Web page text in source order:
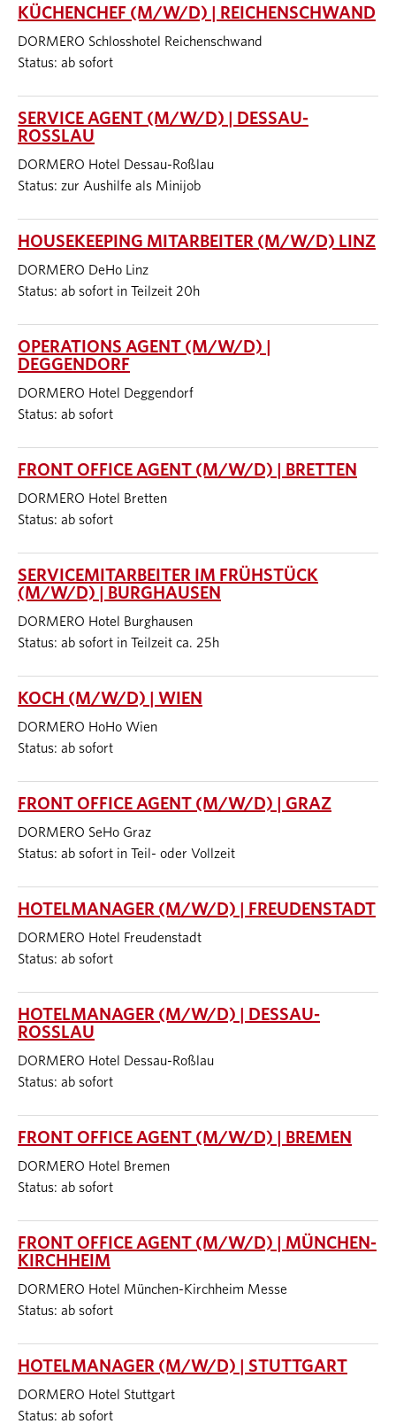
KÜCHENCHEF (M/W/D) | REICHENSCHWAND
DORMERO Schlosshotel Reichenschwand
Status: ab sofort
SERVICE AGENT (M/W/D) | DESSAU-
ROSSLAU
DORMERO Hotel Dessau-Roßlau
Status: zur Aushilfe als Minijob
HOUSEKEEPING MITARBEITER (M/W/D) LINZ
DORMERO DeHo Linz
Status: ab sofort in Teilzeit 20h
OPERATIONS AGENT (M/W/D) |
DEGGENDORF
DORMERO Hotel Deggendorf
Status: ab sofort
FRONT OFFICE AGENT (M/W/D) | BRETTEN
DORMERO Hotel Bretten
Status: ab sofort
SERVICEMITARBEITER IM FRÜHSTÜCK
(M/W/D) | BURGHAUSEN
DORMERO Hotel Burghausen
Status: ab sofort in Teilzeit ca. 25h
KOCH (M/W/D) | WIEN
DORMERO HoHo Wien
Status: ab sofort
FRONT OFFICE AGENT (M/W/D) | GRAZ
DORMERO SeHo Graz
Status: ab sofort in Teil- oder Vollzeit
HOTELMANAGER (M/W/D) | FREUDENSTADT
DORMERO Hotel Freudenstadt
Status: ab sofort
HOTELMANAGER (M/W/D) | DESSAU-
ROSSLAU
DORMERO Hotel Dessau-Roßlau
Status: ab sofort
FRONT OFFICE AGENT (M/W/D) | BREMEN
DORMERO Hotel Bremen
Status: ab sofort
FRONT OFFICE AGENT (M/W/D) | MÜNCHEN-
KIRCHHEIM
DORMERO Hotel München-Kirchheim Messe
Status: ab sofort
HOTELMANAGER (M/W/D) | STUTTGART
DORMERO Hotel Stuttgart
Status: ab sofort